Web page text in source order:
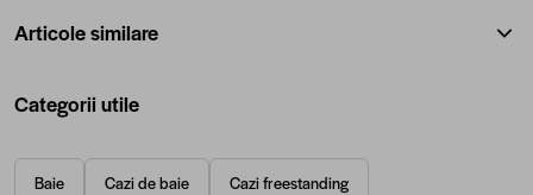
Articole similare
Categorii utile
Baie Cazi de baie Cazi freestanding